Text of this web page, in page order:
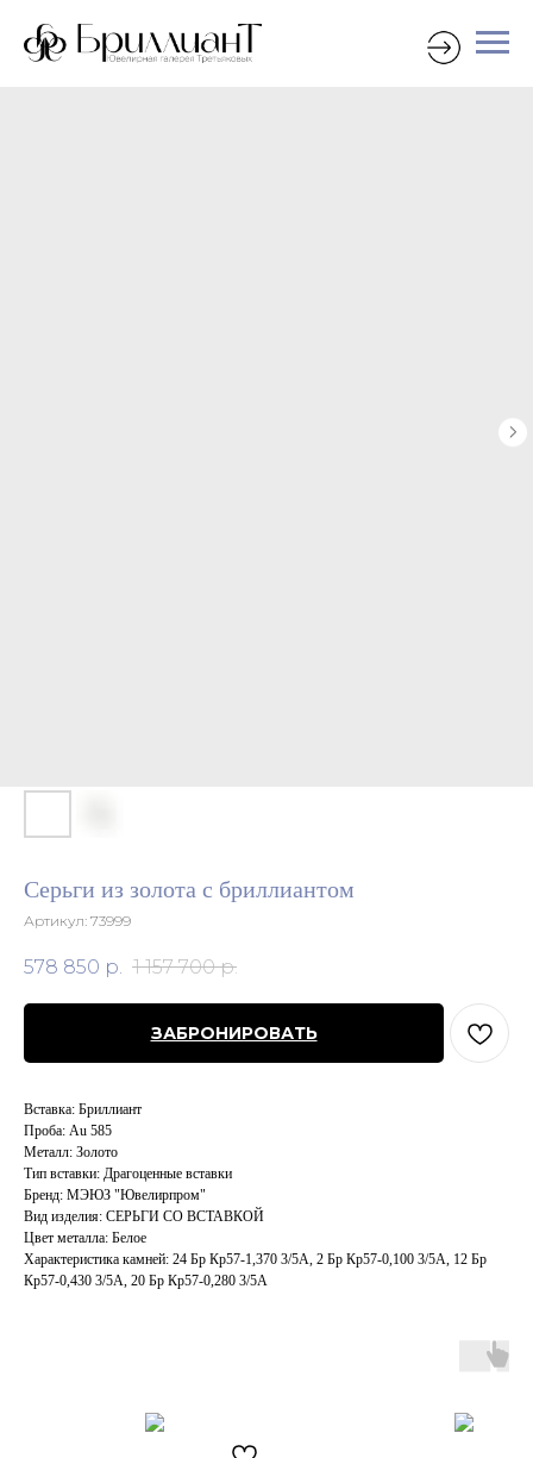
Серьги из золота с бриллиантом
Артикул: 73999
578 850 р. 1 157 700 р.
ЗАБРОНИРОВАТЬ
Вставка: Бриллиант
Проба: Au 585
Металл: Золото
Тип вставки: Драгоценные вставки
Бренд: МЭЮЗ "Ювелирпром"
Вид изделия: СЕРЬГИ СО ВСТАВКОЙ
Цвет металла: Белое
Характеристика камней: 24 Бр Кp57-1,370 3/5А, 2 Бр Кp57-0,100 3/5А, 12 Бр
Кp57-0,430 3/5А, 20 Бр Кp57-0,280 3/5А